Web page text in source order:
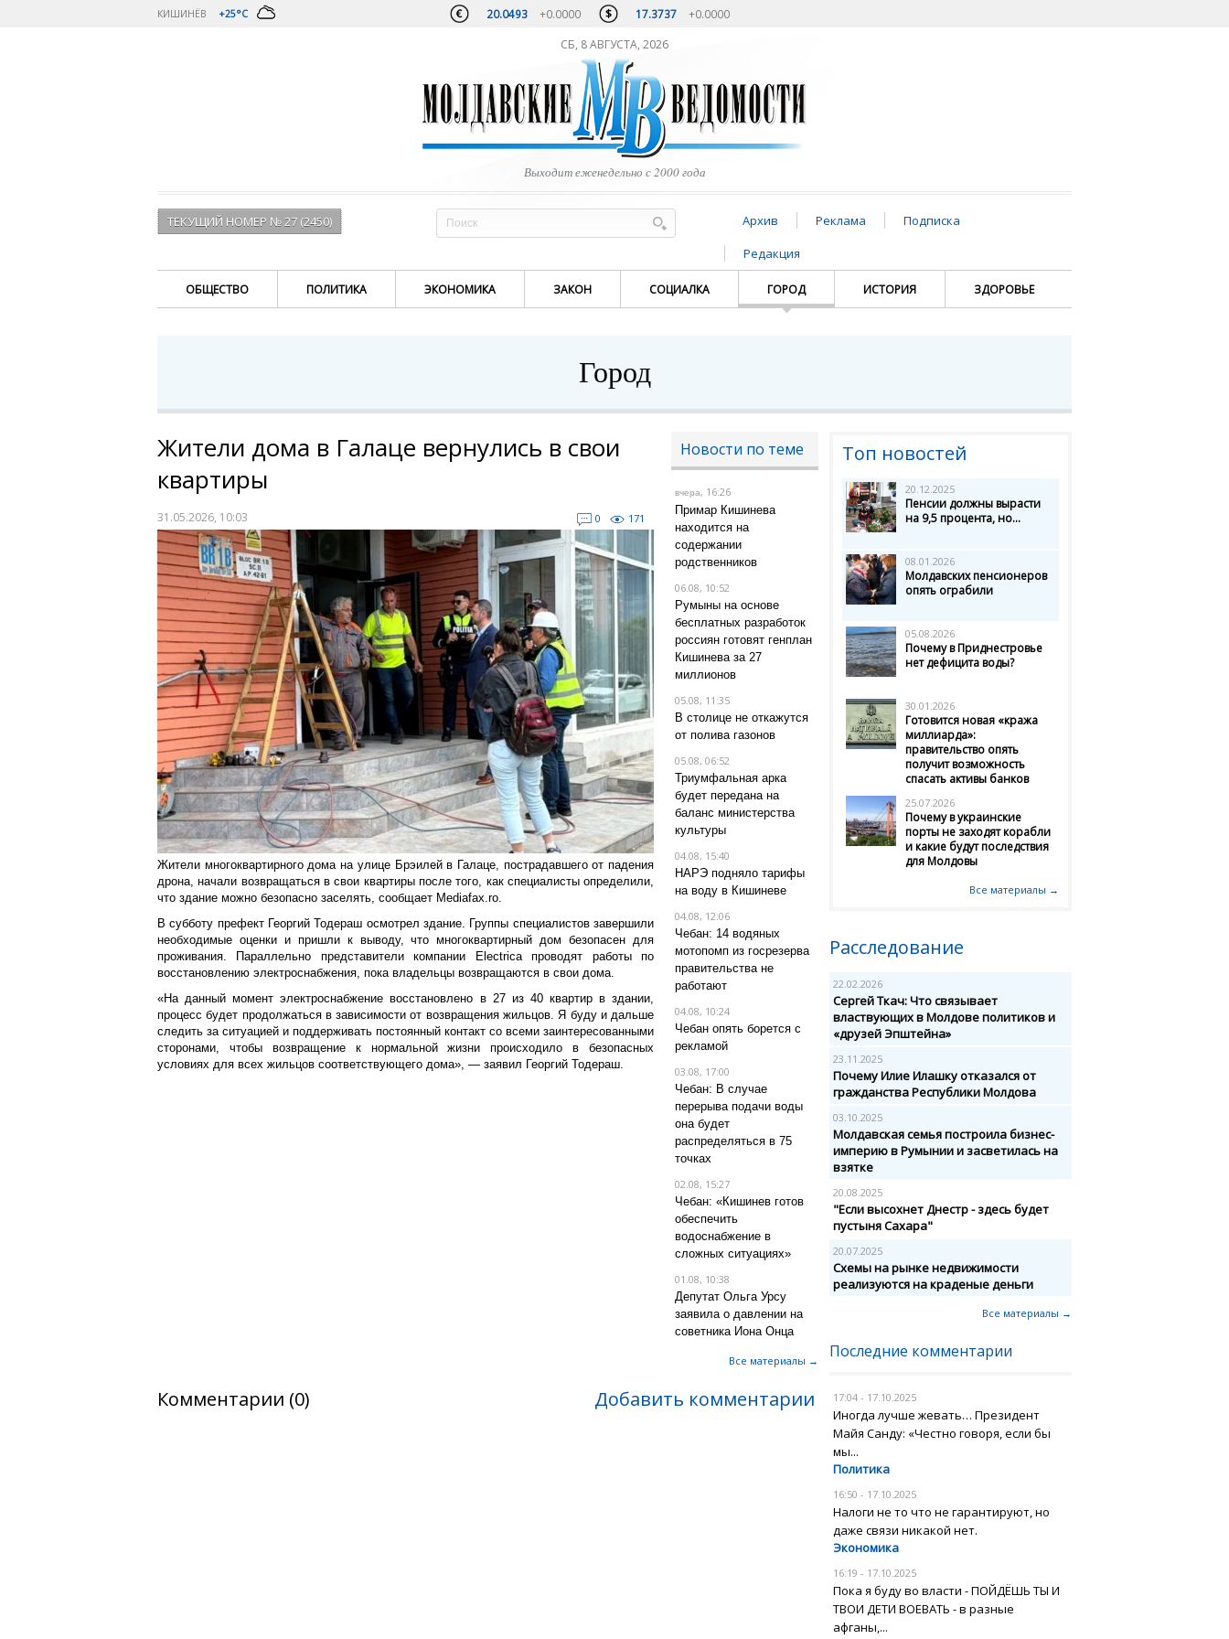
КИШИНЁВ +25°C 20.0493 +0.0000 17.3737 +0.0000
СБ, 8 АВГУСТА, 2026
Выходит еженедельно с 2000 года
ТЕКУЩИЙ НОМЕР № 27 (2450) Архив Реклама
Подписка
Редакция
ОБЩЕСТВО ПОЛИТИКА ЭКОНОМИКА ЗАКОН СОЦИАЛКА ГОРОД ИСТОРИЯ ЗДОРОВЬЕ
Город
Жители дома в Галаце вернулись в свои
квартиры
31.05.2026, 10:03 0 171
Жители многоквартирного дома на улице Брэилей в Галаце, пострадавшего от падения
дрона, начали возвращаться в свои квартиры после того, как специалисты определили,
что здание можно безопасно заселять, сообщает Мediafax.ro.
В субботу префект Георгий Тодераш осмотрел здание. Группы специалистов завершили
необходимые оценки и пришли к выводу, что многоквартирный дом безопасен для
проживания. Параллельно представители компании Electrica проводят работы по
восстановлению электроснабжения, пока владельцы возвращаются в свои дома.
«На данный момент электроснабжение восстановлено в 27 из 40 квартир в здании,
процесс будет продолжаться в зависимости от возвращения жильцов. Я буду и дальше
следить за ситуацией и поддерживать постоянный контакт со всеми заинтересованными
сторонами, чтобы возвращение к нормальной жизни происходило в безопасных
условиях для всех жильцов соответствующего дома», — заявил Георгий Тодераш.
Новости по теме
вчера, 16:26
Примар Кишинева
находится на
содержании
родственников
06.08, 10:52
Румыны на основе
бесплатных разработок
россиян готовят генплан
Кишинева за 27
миллионов
05.08, 11:35
В столице не откажутся
от полива газонов
05.08, 06:52
Триумфальная арка
будет передана на
баланс министерства
культуры
04.08, 15:40
НАРЭ подняло тарифы
на воду в Кишиневе
04.08, 12:06
Чебан: 14 водяных
мотопомп из госрезерва
правительства не
работают
04.08, 10:24
Чебан опять борется с
рекламой
03.08, 17:00
Чебан: В случае
перерыва подачи воды
она будет
распределяться в 75
точках
02.08, 15:27
Чебан: «Кишинев готов
обеспечить
водоснабжение в
сложных ситуациях»
01.08, 10:38
Депутат Ольга Урсу
заявила о давлении на
советника Иона Онца
Все материалы →
Комментарии (0) Добавить комментарии
Топ новостей
20.12.2025
Пенсии должны вырасти
на 9,5 процента, но...
08.01.2026
Молдавских пенсионеров
опять ограбили
05.08.2026
Почему в Приднестровье
нет дефицита воды?
30.01.2026
Готовится новая «кража
миллиарда»:
правительство опять
получит возможность
спасать активы банков
25.07.2026
Почему в украинские
порты не заходят корабли
и какие будут последствия
для Молдовы
Все материалы →
Расследование
22.02.2026
Сергей Ткач: Что связывает
властвующих в Молдове политиков и
«друзей Эпштейна»
23.11.2025
Почему Илие Илашку отказался от
гражданства Республики Молдова
03.10.2025
Молдавская семья построила бизнес-
империю в Румынии и засветилась на
взятке
20.08.2025
"Если высохнет Днестр - здесь будет
пустыня Сахара"
20.07.2025
Схемы на рынке недвижимости
реализуются на краденые деньги
Все материалы →
Последние комментарии
17:04 - 17.10.2025
Иногда лучше жевать… Президент
Майя Санду: «Честно говоря, если бы
мы...
Политика
16:50 - 17.10.2025
Налоги не то что не гарантируют, но
даже связи никакой нет.
Экономика
16:19 - 17.10.2025
Пока я буду во власти - ПОЙДЁШЬ ТЫ И
ТВОИ ДЕТИ ВОЕВАТЬ - в разные
афганы,...